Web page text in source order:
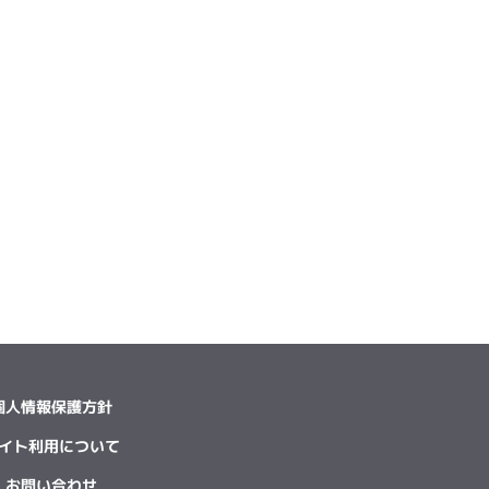
人情報保護方針
ト利用について
お問い合わせ